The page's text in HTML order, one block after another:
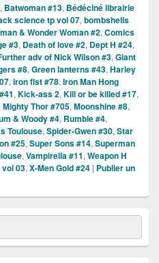
, Batwoman #13, Bédéciné librairie
science tp vol 07, bombshells
& Wonder Woman #2, Comics
#3, Death of love #2, Dept H #24,
adv of Nick Wilson #3, Giant
#8, Green lanterns #43, Harley
, iron fist #78, Iron Man Hong
, Kick-ass 2, Kill or be killed #17,
Mighty Thor #705, Moonshine #8,
& Woody #4, Rumble #4,
Toulouse, Spider-Gwen #30, Star
#25, Super Sons #14, Superman
, Vampirella #11, Weapon H
vol 03, X-Men Gold #24 | Publier un